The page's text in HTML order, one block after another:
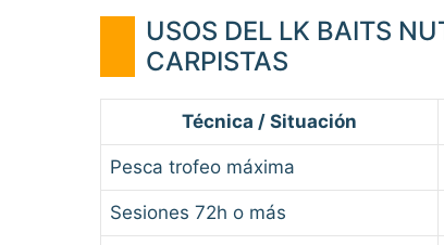
USOS DEL LK BAITS
CARPISTAS
Técnica / Situación
Pesca trofeo máxima
Sesiones 72h o más